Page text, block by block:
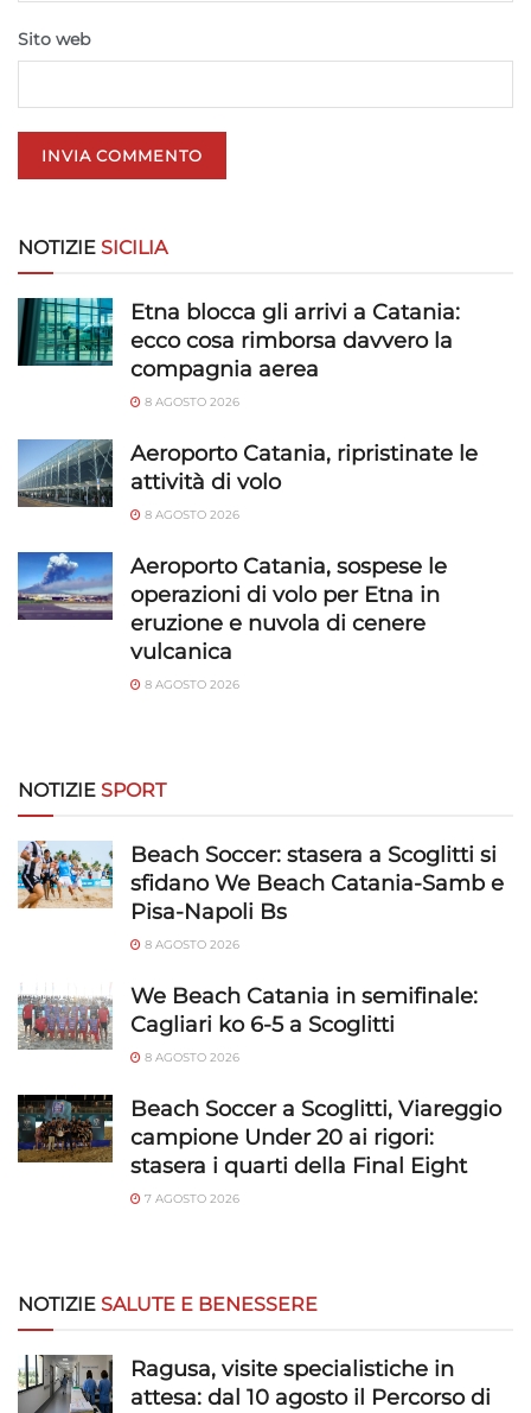
privacy.
Sito web
NOTIZIE SICILIA
Etna blocca gli arrivi a Catania:
ecco cosa rimborsa davvero la
compagnia aerea
8 AGOSTO 2026
Aeroporto Catania, ripristinate le
attività di volo
8 AGOSTO 2026
Aeroporto Catania, sospese le
operazioni di volo per Etna in
eruzione e nuvola di cenere
vulcanica
8 AGOSTO 2026
NOTIZIE SPORT
Beach Soccer: stasera a Scoglitti si
sfidano We Beach Catania-Samb e
Pisa-Napoli Bs
8 AGOSTO 2026
We Beach Catania in semifinale:
Cagliari ko 6-5 a Scoglitti
8 AGOSTO 2026
Beach Soccer a Scoglitti, Viareggio
campione Under 20 ai rigori:
stasera i quarti della Final Eight
7 AGOSTO 2026
NOTIZIE SALUTE E BENESSERE
Ragusa, visite specialistiche in
attesa: dal 10 agosto il Percorso di